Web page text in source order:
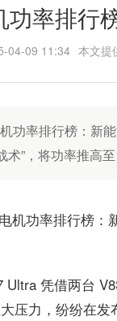
功率排行
04-09 11:34 本文提
功率排行榜：新
术”，将功率推高
机功率排行榜：
Ultra 凭借两台
压力，纷纷在发